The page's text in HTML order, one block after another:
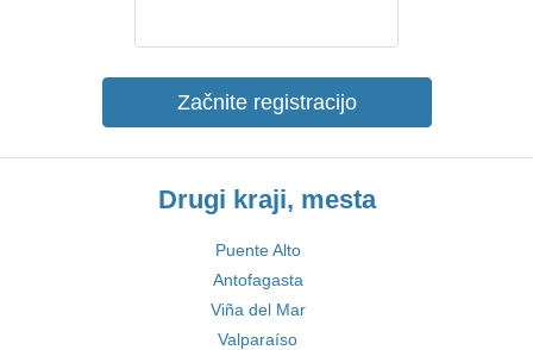
Začnite registracijo
Drugi kraji, mesta
Puente Alto
Antofagasta
Viña del Mar
Valparaíso